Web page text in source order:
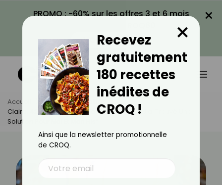
PROMO : -60% sur les offres 3 et 6 mois
VOIR LA PROMO
×
Accueil Actus
Actualités
Claire, 42 Ans, Maman Solo : “Avec CROQ, J’ai Trouvé Une
Solution Pour Moi Et Mon Fils”
Recevez
gratuitement
180 recettes
inédites de
CROQ !
×
Ainsi que la newsletter promotionnelle
de CROQ.